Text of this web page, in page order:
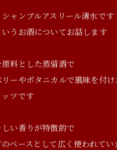
ャンブルアスリール清水です
うお酒についてお話します
料とした蒸留酒で
ーやボタニカルで風味を付け
ツです
い香りが特徴的で
ベースとして広く使われてい